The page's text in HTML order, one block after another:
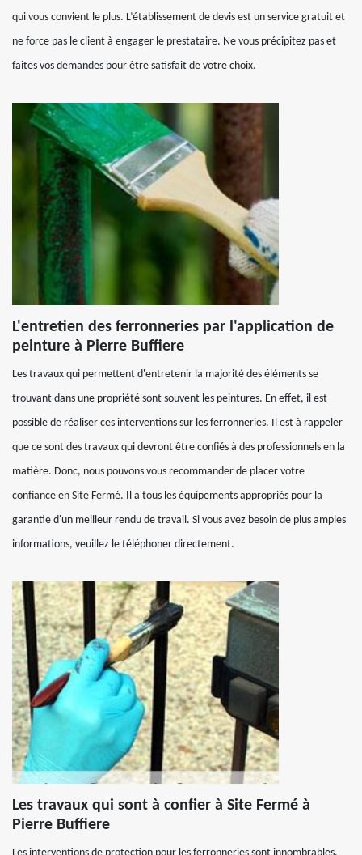
qui vous convient le plus. L’établissement de devis est un service gratuit et
ne force pas le client à engager le prestataire. Ne vous précipitez pas et
faites vos demandes pour être satisfait de votre choix.
L'entretien des ferronneries par l'application de
peinture à Pierre Buffiere
Les travaux qui permettent d'entretenir la majorité des éléments se
trouvant dans une propriété sont souvent les peintures. En effet, il est
possible de réaliser ces interventions sur les ferronneries. Il est à rappeler
que ce sont des travaux qui devront être confiés à des professionnels en la
matière. Donc, nous pouvons vous recommander de placer votre
confiance en Site Fermé. Il a tous les équipements appropriés pour la
garantie d'un meilleur rendu de travail. Si vous avez besoin de plus amples
informations, veuillez le téléphoner directement.
Les travaux qui sont à confier à Site Fermé à
Pierre Buffiere